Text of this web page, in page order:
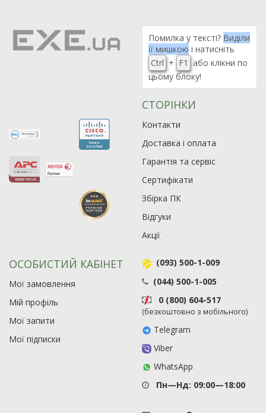
Помилка у тексті? Виділи
її мишкою і натисніть
Ctrl + F1
або клікни по
цьому блоку!
СТОРІНКИ
Контакти
Доставка і оплата
Гарантія та сервіс
Сертифікати
Збірка ПК
Відгуки
Акції
ОСОБИСТИЙ КАБІНЕТ
Мої замовлення
Мій профіль
Мої запити
Мої підписки
(093) 500-1-009
(044) 500-1-005
0 (800) 604-517
(безкоштовно з мобільного)
Telegram
Viber
WhatsApp
Пн—Нд: 09:00—18:00